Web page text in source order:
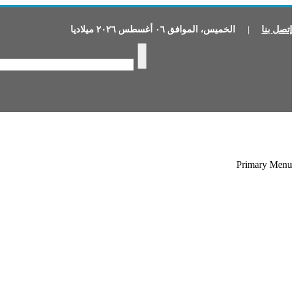
إتصل بنا | الخميس، الموافق ٠٦ أغسطس ٢٠٢٦ ميلاديا
Primary Menu